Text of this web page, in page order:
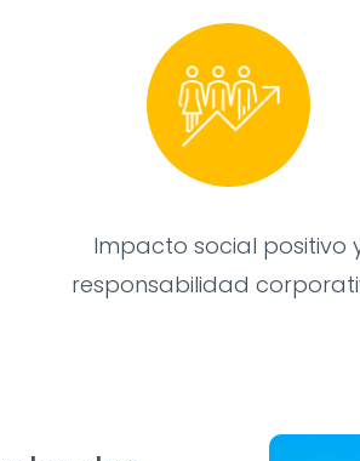
Impacto social positivo
responsabilidad